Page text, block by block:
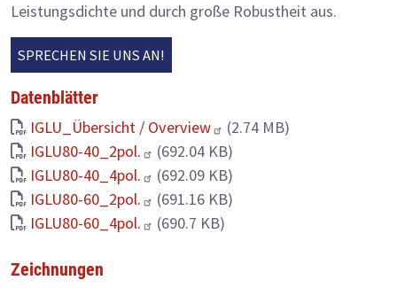
Leistungsdichte und durch große Robustheit aus.
SPRECHEN SIE UNS AN!
Datenblätter
IGLU_Übersicht / Overview
(2.74 MB)
IGLU80-40_2pol.
(692.04 KB)
IGLU80-40_4pol.
(692.09 KB)
IGLU80-60_2pol.
(691.16 KB)
IGLU80-60_4pol.
(690.7 KB)
Zeichnungen